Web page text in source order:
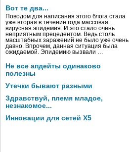
Вот те два...
Поводом для написания этого блога стала
уже вторая в течение года массовая
вирусная эпидемия. И это стало очень
неприятным прецедентом. Ведь столь
масштабных заражений не было уже очень
давно. Впрочем, данная ситуация была
ожидаемой. Эпидемию вызвали …
Не все апдейты одинаково
полезны
Утечки бывают разными
Здравствуй, племя младое,
незнакомое...
Инновации для сетей X5